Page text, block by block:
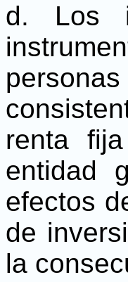
d. Los
renta
entidad
efectos
de
la